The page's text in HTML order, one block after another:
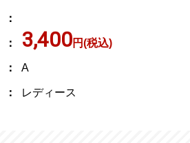
3,400円(税込)
A
レディース